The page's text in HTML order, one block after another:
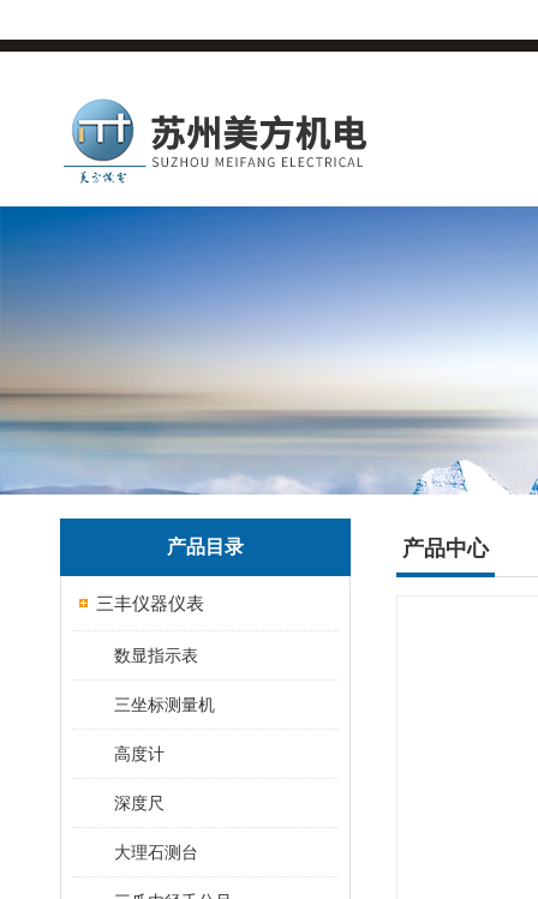
产品目录
三丰仪器仪表
数显指示表
三坐标测量机
高度计
深度尺
大理石测台
产品中心